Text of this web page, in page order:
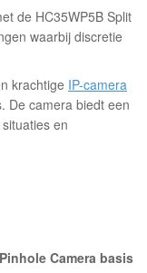
de HC35WP5B Split
waarbij discretie
krachtige IP-camera
De camera biedt een
en
Camera basis